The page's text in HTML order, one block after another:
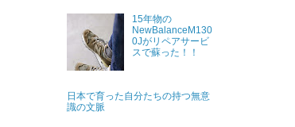
15年物の
NewBalanceM130
0Jがリペアサービ
スで蘇った！！
日本で育った自分たちの持つ無意
識の文脈